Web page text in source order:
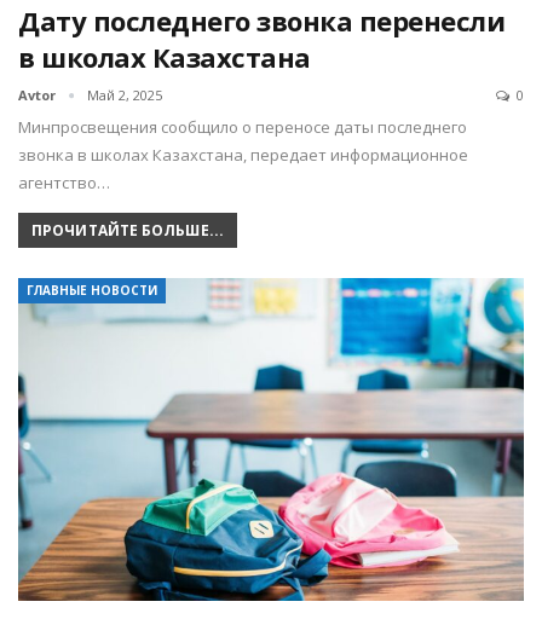
Дату последнего звонка перенесли
в школах Казахстана
Avtor Май 2, 2025 0
Минпросвещения сообщило о переносе даты последнего
звонка в школах Казахстана, передает информационное
агентство…
ПРОЧИТАЙТЕ БОЛЬШЕ...
ГЛАВНЫЕ НОВОСТИ